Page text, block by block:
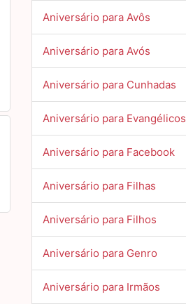
Aniversário para Avôs
Aniversário para Avós
Aniversário para Cunhadas
Aniversário para Evangélicos
Aniversário para Facebook
Aniversário para Filhas
Aniversário para Filhos
Aniversário para Genro
Aniversário para Irmãos